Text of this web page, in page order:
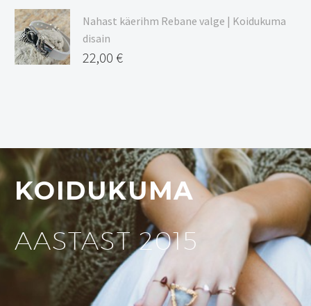
Nahast käerihm Rebane valge | Koidukuma
disain
22,00 €
KOIDUKUMA
AASTAST 2015